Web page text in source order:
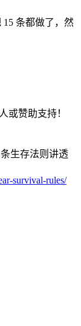
15 条都做了，然
或赞助支持！
生存法则讲透
survival-rules/